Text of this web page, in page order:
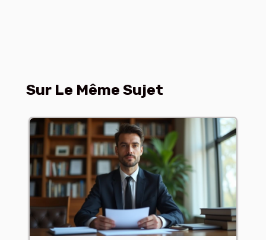
Sur Le Même Sujet